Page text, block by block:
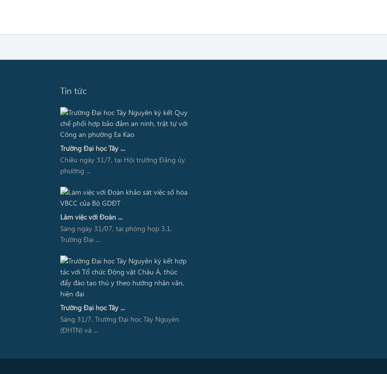
Tin tức
Trường Đại học Tây ...
Chiều ngày 31/7, tại Hội trường Đảng ủy
phường ...
Làm việc với Đoàn ...
Sáng ngày 31/07, tại phòng họp 3.1,
Trường Đại ...
Trường Đại học Tây ...
Sáng 31/7, Trường Đại học Tây Nguyên
(ĐHTN) và ...